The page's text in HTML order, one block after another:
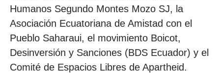
Humanos Segundo Montes Mozo SJ, la
Asociación Ecuatoriana de Amistad con el
Pueblo Saharaui, el movimiento Boicot,
Desinversión y Sanciones (BDS Ecuador) y el
Comité de Espacios Libres de Apartheid.